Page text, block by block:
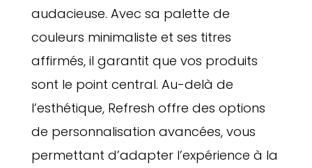
audacieuse. Avec sa palette de
couleurs minimaliste et ses titres
affirmés, il garantit que vos produits
sont le point central. Au-delà de
l’esthétique, Refresh offre des options
de personnalisation avancées, vous
permettant d’adapter l’expérience à la